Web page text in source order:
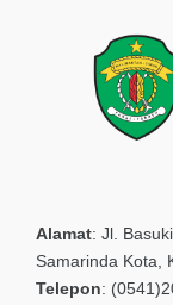
Alamat: Jl.
Samarinda Kota,
Telepon: